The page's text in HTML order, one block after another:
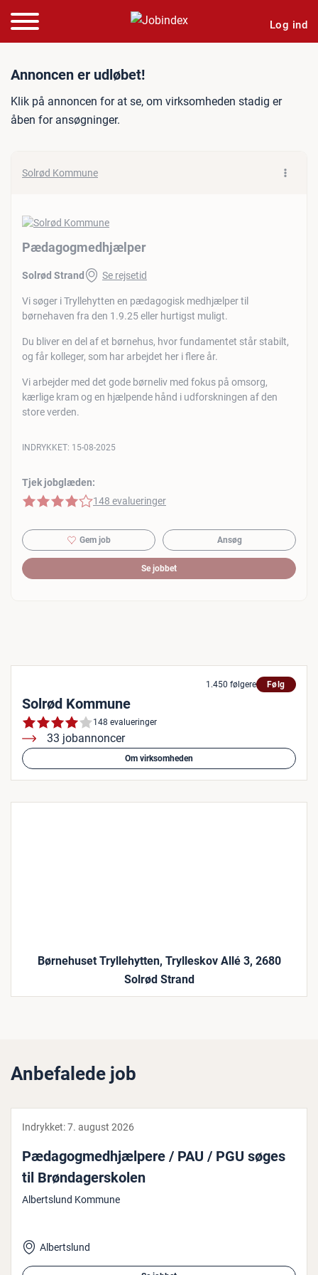
Log ind
Jobannonce:
Annoncen er udløbet!
Klik på annoncen for at se, om virksomheden stadig er
åben for ansøgninger.
Solrød Kommune
Pædagogmedhjælper
Solrød Strand Se rejsetid
Vi søger i Tryllehytten en pædagogisk medhjælper til
børnehaven fra den 1.9.25 eller hurtigst muligt.
Du bliver en del af et børnehus, hvor fundamentet står stabilt,
og får kolleger, som har arbejdet her i flere år.
Vi arbejder med det gode børneliv med fokus på omsorg,
kærlige kram og en hjælpende hånd i udforskningen af den
store verden.
Tjek jobglæden:
4 af 5 stjerner
148 evalueringer
INDRYKKET: 15-08-2025
Gem job Ansøg
Se jobbet
1.450 følgere Følg
Solrød Kommune
148 evalueringer
33 jobannoncer
Om virksomheden
Børnehuset Tryllehytten, Trylleskov Allé 3, 2680
Solrød Strand
Anbefalede job
Indrykket:7. august 2026
Pæ­da­gog­med­hjæl­pe­re / PAU / PGU søges
til Brøn­da­ger­sko­len
Albertslund Kommune
Albertslund